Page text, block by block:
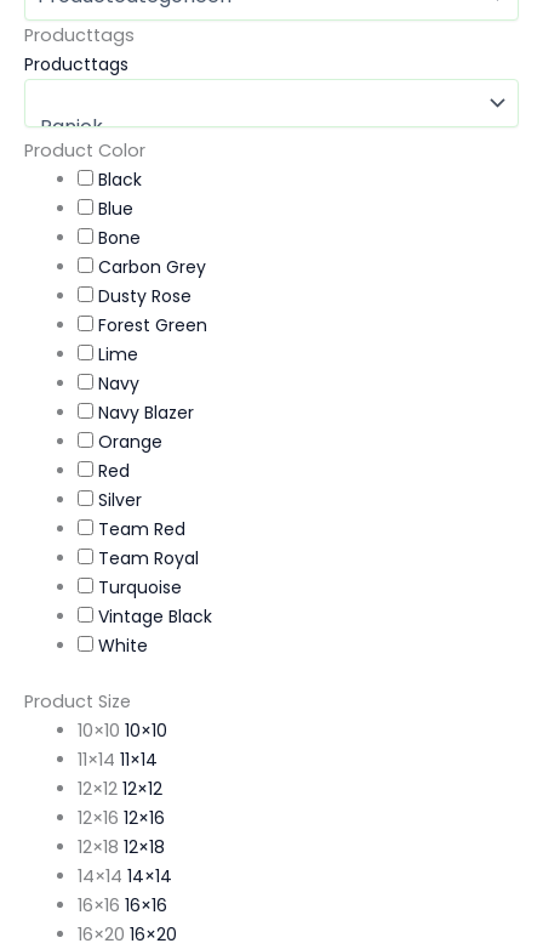
Producttags
Producttags
Product Color
Black
Blue
Bone
Carbon Grey
Dusty Rose
Forest Green
Lime
Navy
Navy Blazer
Orange
Red
Silver
Team Red
Team Royal
Turquoise
Vintage Black
White
Product Size
10×10 10×10
11×14 11×14
12×12 12×12
12×16 12×16
12×18 12×18
14×14 14×14
16×16 16×16
16×20 16×20